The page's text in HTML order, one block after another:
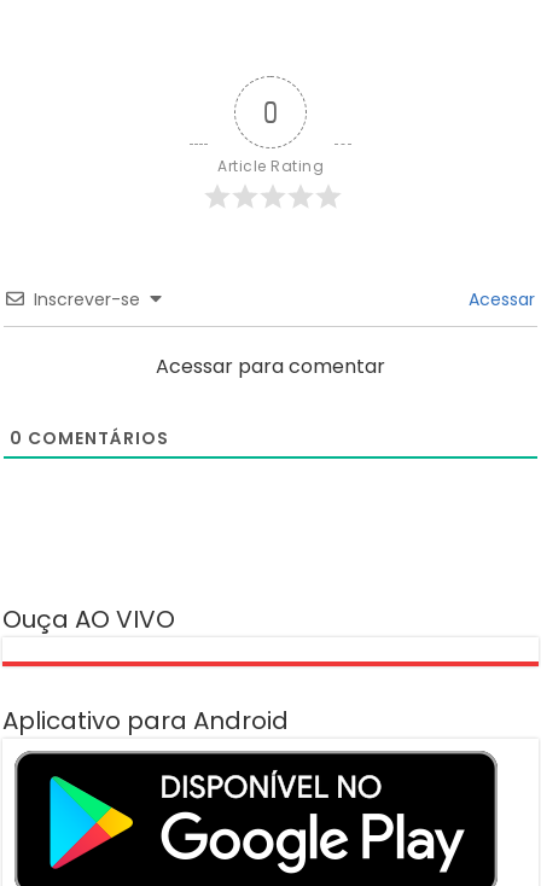
0
Article Rating
Inscrever-se Acessar
Acessar para comentar
0 COMENTÁRIOS
Ouça AO VIVO
Aplicativo para Android